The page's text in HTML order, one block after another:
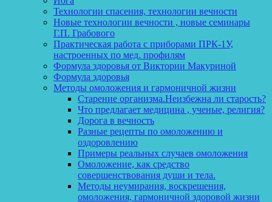
Технологии спасения, технологии вечности
Новые технологии вечности , новые семинары
Г.П. Грабового
Практическая работа с приборами ПРК-1У,
настроенных по мед. профилям
Формула здоровья от Виктории Макуриной
Формула здоровья
Методы омоложения и гармоничной жизни
Старение организма.Неизбежна ли старость?
Что предлагает медицина , ученые, религия?
Дорога в вечность
Разные рецепты по омоложению и
оздоровлению
Примеры реальных случаев омоложения
Омоложение, как средство
совершенствования души и тела.
Методы неумирания, воскрешения,
омоложения, гармоничной здоровой жизни